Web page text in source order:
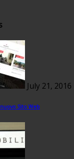
July 21, 2016
Sito Web